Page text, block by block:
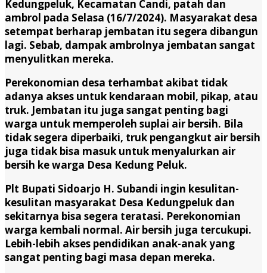
Kedungpeluk, Kecamatan Candi, patah dan
ambrol pada Selasa (16/7/2024). Masyarakat desa
setempat berharap jembatan itu segera dibangun
lagi. Sebab, dampak ambrolnya jembatan sangat
menyulitkan mereka.
Perekonomian desa terhambat akibat tidak
adanya akses untuk kendaraan mobil, pikap, atau
truk. Jembatan itu juga sangat penting bagi
warga untuk memperoleh suplai air bersih. Bila
tidak segera diperbaiki, truk pengangkut air bersih
juga tidak bisa masuk untuk menyalurkan air
bersih ke warga Desa Kedung Peluk.
Plt Bupati Sidoarjo H. Subandi ingin kesulitan-
kesulitan masyarakat Desa Kedungpeluk dan
sekitarnya bisa segera teratasi. Perekonomian
warga kembali normal. Air bersih juga tercukupi.
Lebih-lebih akses pendidikan anak-anak yang
sangat penting bagi masa depan mereka.